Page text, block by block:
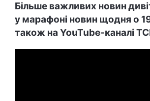
Більше важливих новин
у марафоні новин щодня о
також на YouTube-каналі